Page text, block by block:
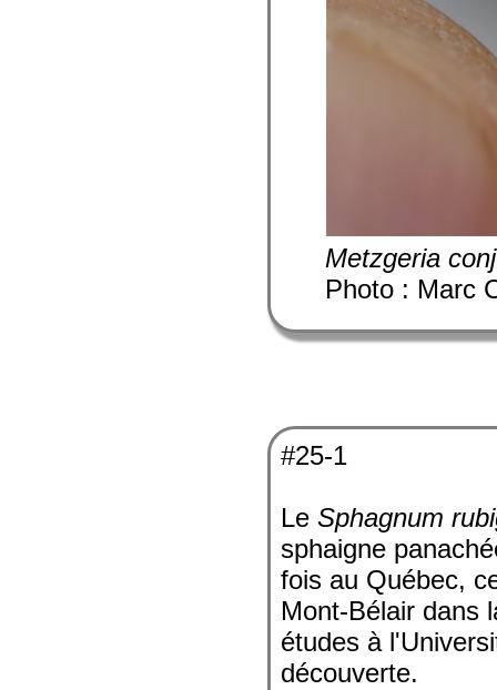
Metzgeria
Photo : Marc
#25-1
LeSphagnum
sphaigne
fois au Québec,
Mont-Bélair dans
études à
découverte.